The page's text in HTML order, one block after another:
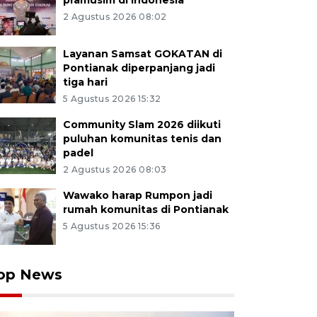
2 Agustus 2026 08:02
Layanan Samsat GOKATAN di
Pontianak diperpanjang jadi
tiga hari
5 Agustus 2026 15:32
Community Slam 2026 diikuti
puluhan komunitas tenis dan
padel
2 Agustus 2026 08:03
Wawako harap Rumpon jadi
rumah komunitas di Pontianak
5 Agustus 2026 15:36
News